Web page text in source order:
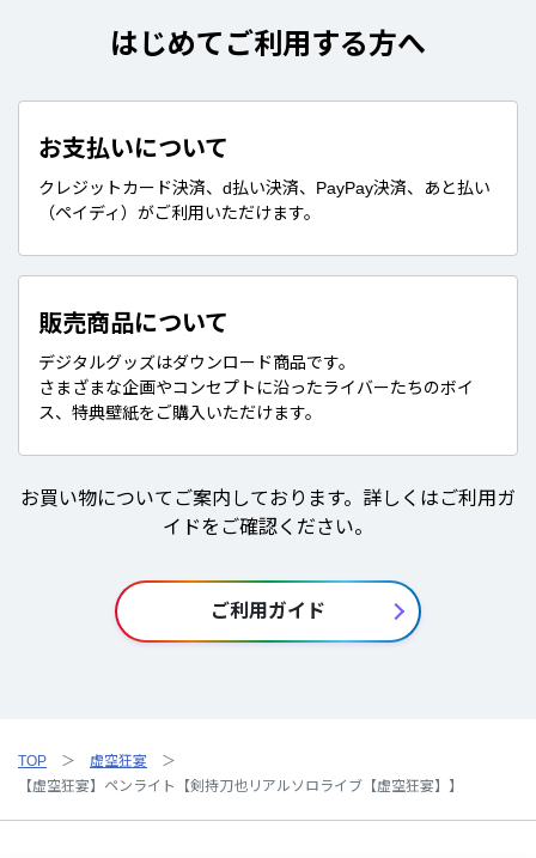
はじめてご利用する方へ
お支払いについて
クレジットカード決済、d払い決済、PayPay決済、あと払い
（ペイディ）がご利用いただけます。
販売商品について
デジタルグッズはダウンロード商品です。
さまざまな企画やコンセプトに沿ったライバーたちのボイ
ス、特典壁紙をご購入いただけます。
お買い物についてご案内しております。詳しくはご利用ガ
イドをご確認ください。
ご利用ガイド
TOP
虚空狂宴
【虚空狂宴】ペンライト【剣持刀也リアルソロライブ【虚空狂宴】】